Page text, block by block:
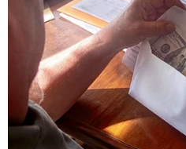
#Fumio Kishida
#Đền
#Chủ nghĩa quân phiệt Nhật
#Tội phạm chiến tranh